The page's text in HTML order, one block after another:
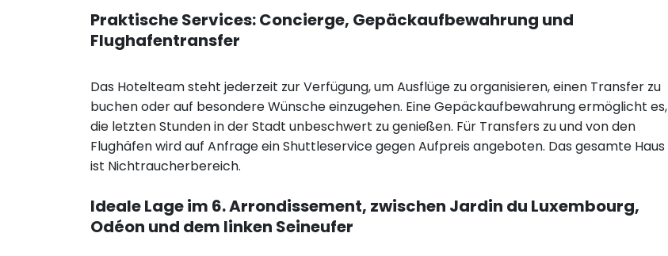
Praktische Services: Concierge, Gepäckaufbewahrung und
Flughafentransfer
Das Hotelteam steht jederzeit zur Verfügung, um Ausflüge zu organisieren, einen Transfer zu
buchen oder auf besondere Wünsche einzugehen. Eine Gepäckaufbewahrung ermöglicht es,
die letzten Stunden in der Stadt unbeschwert zu genießen. Für Transfers zu und von den
Flughäfen wird auf Anfrage ein Shuttleservice gegen Aufpreis angeboten. Das gesamte Haus
ist Nichtraucherbereich.
Ideale Lage im 6. Arrondissement, zwischen Jardin du Luxembourg,
Odéon und dem linken Seineufer